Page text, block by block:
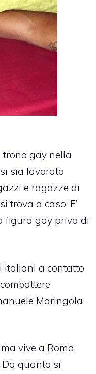
trono gay nella
sia lavorato
e ragazze di
trova a caso. E’
figura gay priva di
italiani a contatto
Maringola
vive a Roma
Da quanto si